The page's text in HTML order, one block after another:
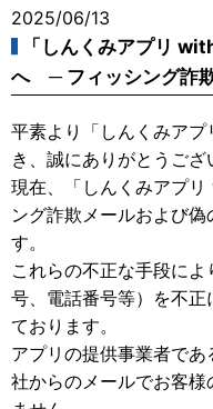
2025/06/13
「しんくみアプリ
へ ─ フィッシング詐
平素より「しんくみア
き、誠にありがとうござ
現在、「しんくみアプ
ング詐欺メールおよび
す。
これらの不正な手段に
号、電話番号等）を不
ております。
アプリの提供事業者で
社からのメールでお客様